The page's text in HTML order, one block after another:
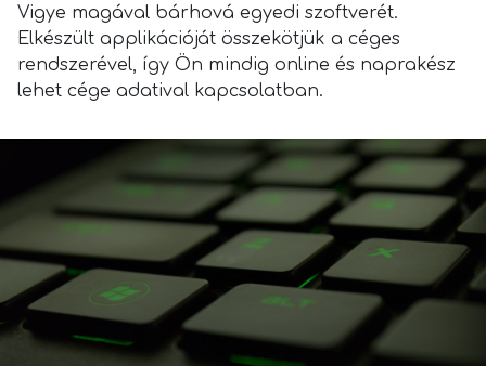
Vigye magával bárhová egyedi szoftverét.
Elkészült applikációját összekötjük a céges
rendszerével, így Ön mindig online és naprakész
lehet cége adatival kapcsolatban.